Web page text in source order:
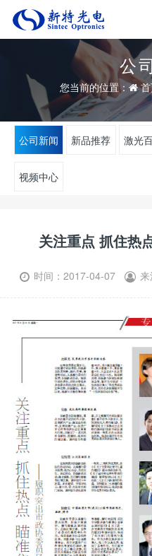
公
您当前的位置：
公司新闻 新品推荐 激光
视频中心
关注重点 抓住热
时间：2017-04-07